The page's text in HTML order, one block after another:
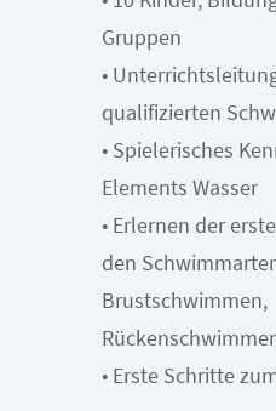
Gruppen
•
qualifizierten
• Spielerisches
Elements Wasser
• Erlernen der
den
Brustschwimmen,
• Erste Schritte